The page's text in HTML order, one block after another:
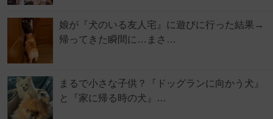
娘が『犬のいる友人宅』に遊びに行った結果→
帰ってきた瞬間に…まさ…
まるで小さな子供？『ドッグランに向かう犬』
と『家に帰る時の犬』…